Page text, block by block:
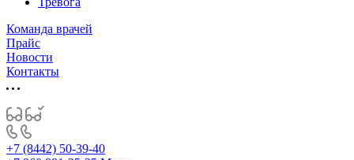
Команда врачей
Прайс
Новости
Контакты
+7 (8442) 50-39-40